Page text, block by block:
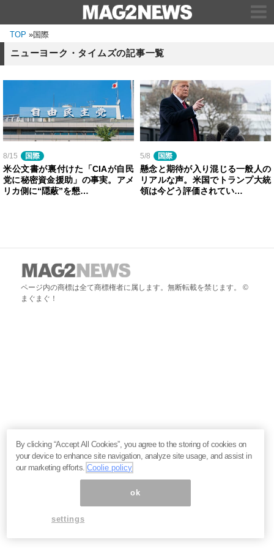
TOP »国際
ニューヨーク・タイムズの記事一覧
8/15 国際
米公文書が裏付けた「CIAが自民
党に秘密資金援助」の事実。アメ
リカ側に“隠蔽”を懇…
5/8 国際
懸念と期待が入り混じる一般人の
リアルな声。米国でトランプ大統
領は今どう評価されてい…
ページ内の商標は全て商標権者に属します。無断転載を禁じます。 ©
まぐまぐ！
By clicking “Accept All Cookies”, you agree to the storing of cookies on
your device to enhance site navigation, analyze site usage, and assist in
our marketing efforts.Coolie policy
ok
settings